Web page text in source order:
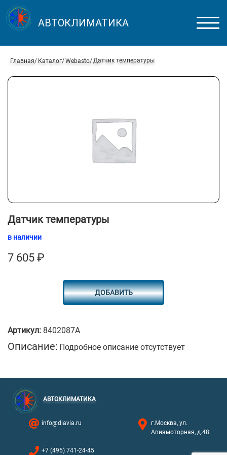
АВТОКЛИМАТИКА
Главная Каталог Webasto Датчик температуры
Датчик температуры
в наличии
7 605 ₽
ДОБАВИТЬ
Артикул: 8402087A
Описание: Подробное описание отсутствует
АВТОКЛИМАТИКА
info@diavia.ru
г.Москва, ул.
Авиамоторная, д.48
+7 (495) 741-24-45